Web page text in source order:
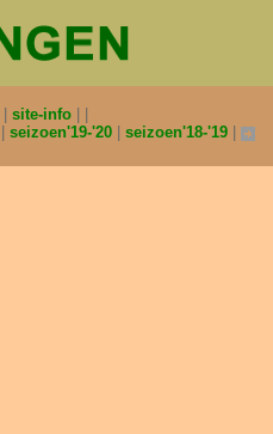
site-info
seizoen'19-'20 seizoen'18-'19